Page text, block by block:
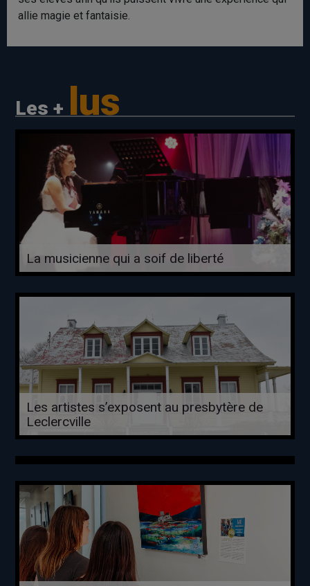
allie magie et fantaisie.
Les + lus
La musicienne qui a soif de liberté
Les artistes s’exposent au presbytère de
Leclercville